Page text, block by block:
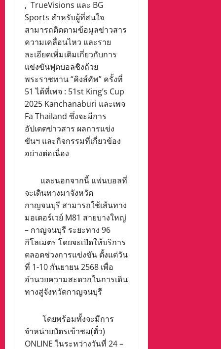
, TrueVisions และ BG
Sports สำหรับผู้ที่สนใจ
สามารถติดตามข้อมูลข่าวสาร
ความเคลื่อนไหว และราย
ละเอียดเพิ่มเติมเกี่ยวกับการ
แข่งขันฟุตบอลชิงถ้วย
พระราชทาน “คิงส์คัพ” ครั้งที่
51 ได้ที่เพจ : 51st King’s Cup
2025 Kanchanaburi และเพจ
Fa Thailand ซึ่งจะมีการ
อัปเดตข่าวสาร ผลการแข่ง
ขันฯ และกิจกรรมที่เกี่ยวข้อง
อย่างต่อเนื่อง
และนอกจากนี้ แฟนบอลที่
จะเดินทางมาจังหวัด
กาญจนบุรี สามารถใช้เส้นทาง
มอเตอร์เวย์ M81 สายบางใหญ่
– กาญจนบุรี ระยะทาง 96
กิโลเมตร โดยจะเปิดให้บริการ
ตลอดช่วงการแข่งขัน ตั้งแต่วัน
ที่ 1-10 กันยายน 2568 เพื่อ
อำนวยความสะดวกในการเดิน
ทางสู่จังหวัดกาญจนบุรี
โดยพร้อมทั้งจะมีการ
จำหน่ายบัตรเข้าชม(ตั๋ว)
ONLINE ในระหว่างวันที่ 24 –